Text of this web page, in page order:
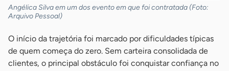
Angélica Silva em um dos evento em que foi contratada (Foto:
Arquivo Pessoal)
O início da trajetória foi marcado por dificuldades típicas
de quem começa do zero. Sem carteira consolidada de
clientes, o principal obstáculo foi conquistar confiança no